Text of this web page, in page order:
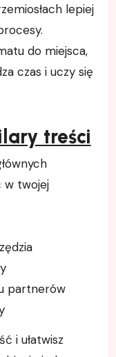
lepiej
do miejsca,
czas i uczy się
treści
w twojej
partnerów
i ułatwisz